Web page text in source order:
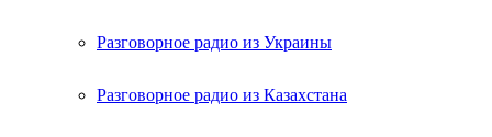
Разговорное радио из Украины
Разговорное радио из Казахстана